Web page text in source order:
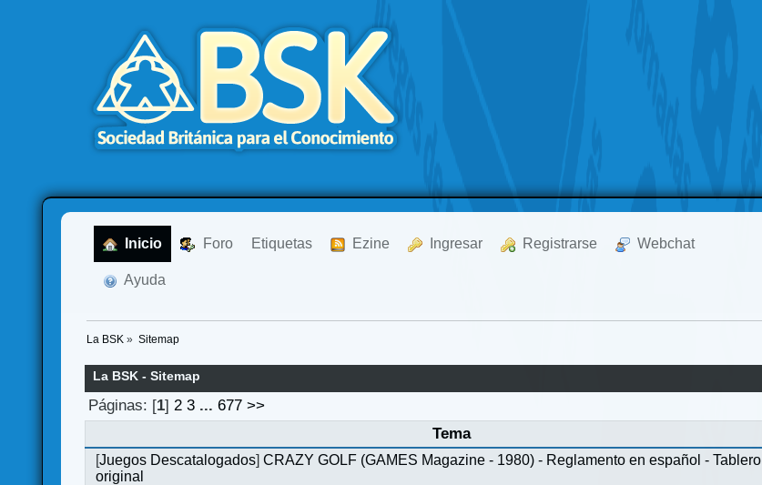
Inicio Foro Etiquetas Ezine Ingresar Registrarse Webchat
Ayuda
La BSK » Sitemap
La BSK - Sitemap
Páginas: [1] 2 3 ... 677 >>
Tema
[Juegos Descatalogados]CRAZY GOLF (GAMES Magazine - 1980) - Reglamento en español - Tablero
original